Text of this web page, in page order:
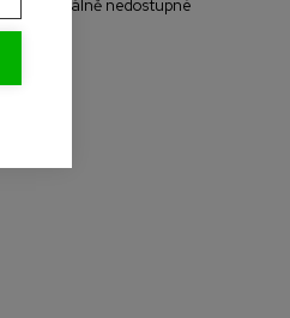
- Aktuálně nedostupné